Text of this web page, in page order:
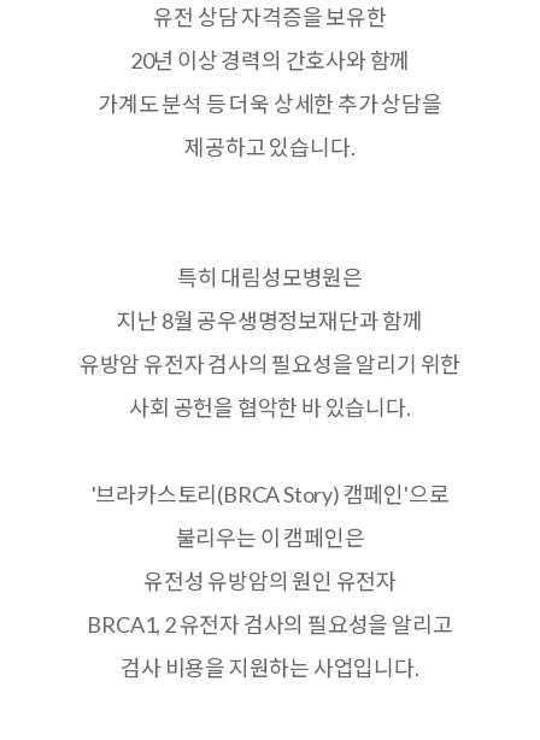
유전 상담 자격증을 보유한
20년 이상 경력의 간호사와 함께
가계도 분석 등 더욱 상세한 추가 상담을
제공하고 있습니다.
특히 대림성모병원은
지난 8월 공우생명정보재단과 함께
유방암 유전자 검사의 필요성을 알리기 위한
사회 공헌을 협악한 바 있습니다.
'브라카스토리 (BRCA Story) 캠페인'으로
불리우는 이 캠페인은
유전성 유방암의 원인 유전자
BRCA1, 2유전자 검사의 필요성을 알리고
검사 비용을 지원하는 사업입니다.